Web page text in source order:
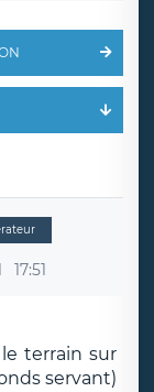
17:51
le terrain sur
servant)